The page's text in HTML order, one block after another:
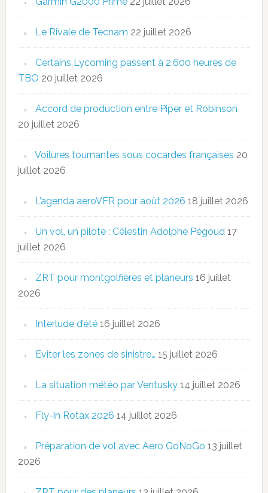
Le Rivale de Tecnam 22 juillet 2026
Certains Lycoming passent à 2.600 heures de
TBO 20 juillet 2026
Accord de production entre Piper et Robinson
20 juillet 2026
Voilures tournantes sous cocardes françaises 20
juillet 2026
L’agenda aeroVFR pour août 2026 18 juillet 2026
Un vol, un pilote : Célestin Adolphe Pégoud 17
juillet 2026
ZRT pour montgolfières et planeurs 16 juillet
2026
Interlude d’été 16 juillet 2026
Eviter les zones de sinistre… 15 juillet 2026
La situation météo par Ventusky 14 juillet 2026
Fly-in Rotax 2026 14 juillet 2026
Préparation de vol avec Aero GoNoGo 13 juillet
2026